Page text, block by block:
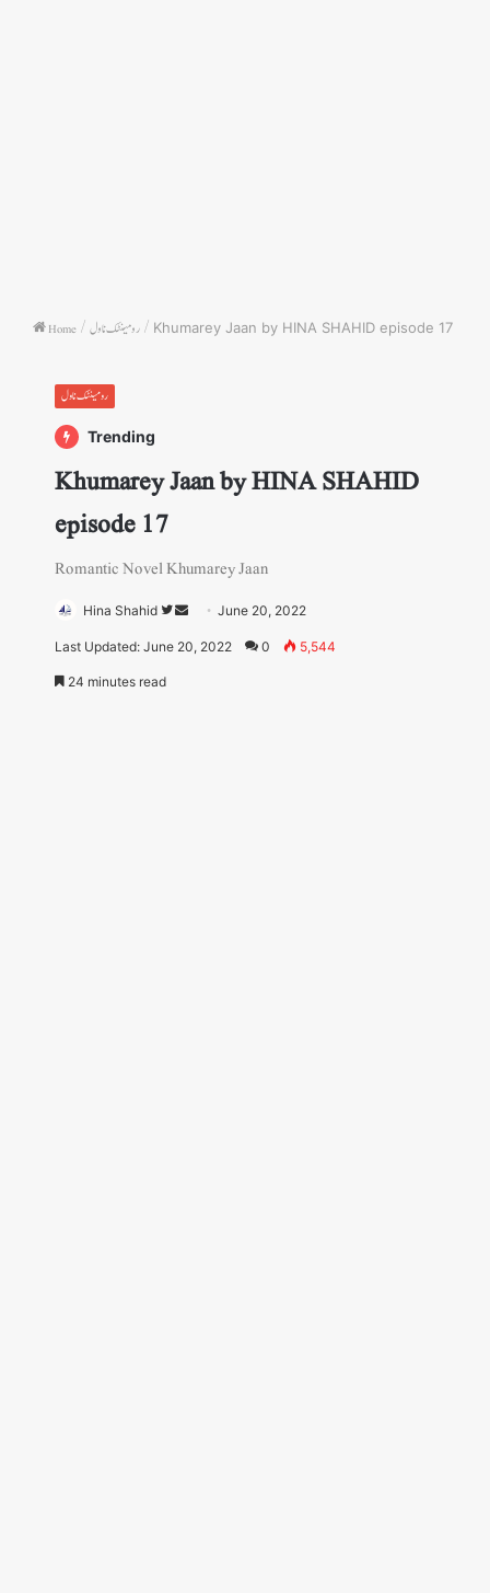
Home / رومینٹک ناول / Khumarey Jaan by HINA SHAHID episode 17
رومینٹک ناول
Trending
Khumarey Jaan by HINA SHAHID
episode 17
Romantic Novel Khumarey Jaan
Hina Shahid
FollowSend June 20, 2022
Last Updated: June 20, 2022 0 5,544
24 minutes read